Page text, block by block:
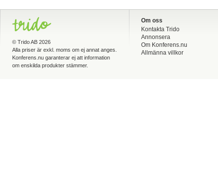
© Trido AB 2026
Alla priser är exkl. moms om ej annat anges.
Konferens.nu garanterar ej att information
om enskilda produkter stämmer.
Om oss
Kontakta Trido
Annonsera
Om Konferens.nu
Allmänna villkor